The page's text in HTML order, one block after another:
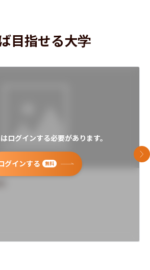
目指せる大学
ログインする必要があります。
グインする 無料
次